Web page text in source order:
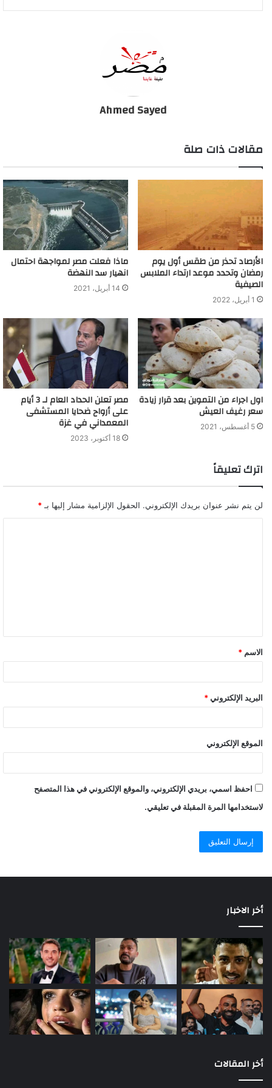
وأضاف “المصري”، أن الحظر التام يسبب توقف عجلة الإنتاج، وانهيار
ومصر حاليا في فترة الذروة لازمة فيروس كورونا.
وناشد المواطنين، بالالتزام وتطبيق الإجراءات الاحترازية للعبور من تلك
الأزمة بسلام، مشددًا على عدم تطبيق الحظر الكامل حتى لا ينهار
الإقتصاد المصري.
ما هو الخيار الأنسب أمام الحكومة لمواجهة الوباء؟..حظر
كامل أو تعايش مع كورونا
Ahmed Sayed
مقالات ذات صلة
الأرصاد تحذر من طقس أول يوم
رمضان وتحدد موعد ارتداء الملابس
الصيفية
1 أبريل، 2022
ماذا فعلت مصر لمواجهة احتمال
انهيار سد النهضة
14 أبريل، 2021
اول اجراء من التموين بعد قرار زيادة
سعر رغيف العيش
5 أغسطس، 2021
مصر تعلن الحداد العام لـ 3 أيام
على أرواح ضحايا المستشفى
المعمداني في غزة
18 أكتوبر، 2023
اترك تعليقاً
لن يتم نشر عنوان بريدك الإلكتروني. الحقول الإلزامية مشار إليها بـ *
الاسم *
البريد الإلكتروني *
الموقع الإلكتروني
احفظ اسمي، بريدي الإلكتروني، والموقع الإلكتروني في هذا المتصفح
لاستخدامها المرة المقبلة في تعليقي.
أخر الاخبار
أخر المقالات